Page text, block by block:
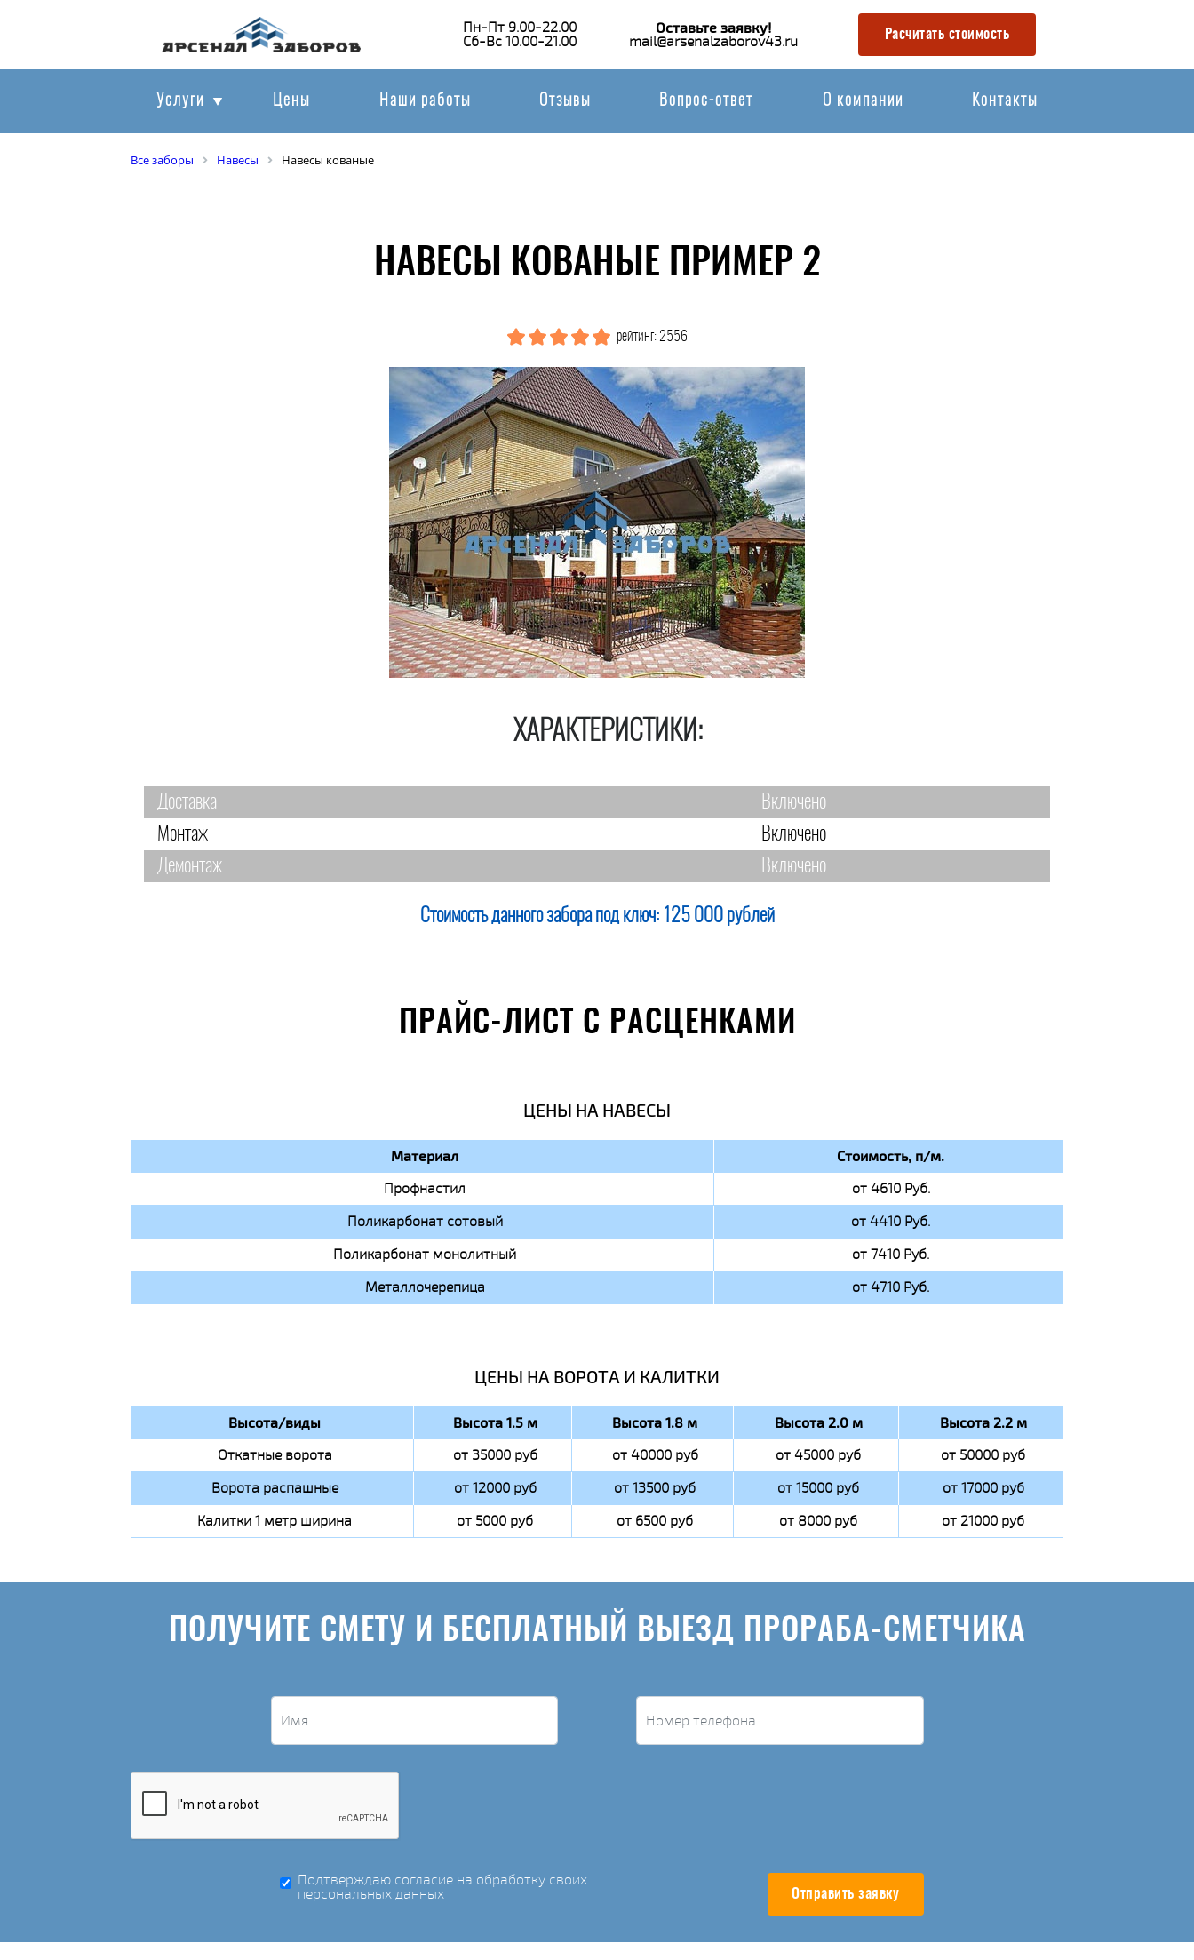
Пн-Пт 9.00-22.00
Сб-Вс 10.00-21.00
Оставьте заявку!
mail@arsenalzaborov43.ru Расчитать стоимость
Услуги Цены Наши работы Отзывы Вопрос-ответ О компании Контакты
Все заборы Навесы Навесы кованые
НАВЕСЫ КОВАНЫЕ ПРИМЕР 2
рейтинг: 2556
ХАРАКТЕРИСТИКИ:
Доставка
Включено
Монтаж
Включено
Демонтаж
Включено
Стоимость данного забора под ключ: 125 000 рублей
ПРАЙС-ЛИСТ С РАСЦЕНКАМИ
ЦЕНЫ НА НАВЕСЫ
Материал Стоимость, п/м.
Профнастил
от 4610 Руб.
Поликарбонат сотовый
от 4410 Руб.
Поликарбонат монолитный
от 7410 Руб.
Металлочерепица
от 4710 Руб.
ЦЕНЫ НА ВОРОТА И КАЛИТКИ
Высота/виды Высота 1.5 м Высота 1.8 м Высота 2.0 м Высота 2.2 м
Откатные ворота от 35000 руб от 40000 руб от 45000 руб
от 50000 руб
Ворота распашные
от 12000 руб от 13500 руб от 15000 руб
от 17000 руб
Калитки 1 метр ширина
от 5000 руб от 6500 руб от 8000 руб от 21000 руб
ПОЛУЧИТЕ СМЕТУ И БЕСПЛАТНЫЙ ВЫЕЗД ПРОРАБА-СМЕТЧИКА
Подтверждаю согласие на обработку своих
персональных данных Отправить заявку